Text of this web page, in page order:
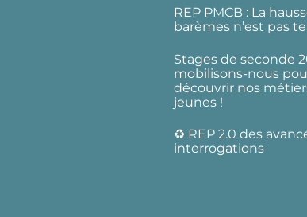
REP PMCB : La
barèmes n’est pas
Stages de seconde
mobilisons-nous
découvrir nos
jeunes !
♻️ REP 2.0 des
interrogations